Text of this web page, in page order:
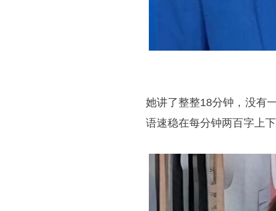
她讲了整整18分钟，没有
语速稳在每分钟两百字上